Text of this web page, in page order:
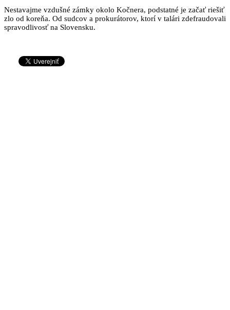
Nestavajme vzdušné zámky okolo Kočnera, podstatné je začať riešiť
zlo od koreňa. Od sudcov a prokurátorov, ktorí v talári zdefraudovali
spravodlivosť na Slovensku.